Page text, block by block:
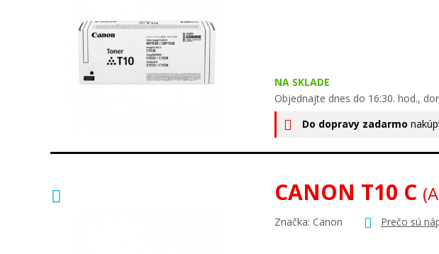
NA SKLADE
Objednajte dnes do 16:30. hod.,
Do dopravy zadarmo
CANON T10 C
Značka: Canon Prečo sú